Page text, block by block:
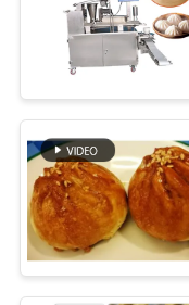
DEMANDEZ
UN DEVIS
PLAN
DU
SITE
PRIVACY